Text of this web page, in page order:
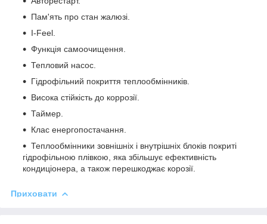
Пам'ять про стан жалюзі.
I-Feel.
Функція самоочищення.
Тепловий насос.
Гідрофільний покриття теплообмінників.
Висока стійкість до коррозії.
Таймер.
Клас енергопостачання.
Теплообмінники зовнішніх і внутрішніх блоків покриті
гідрофільною плівкою, яка збільшує ефективність
кондиціонера, а також перешкоджає корозії.
Приховати